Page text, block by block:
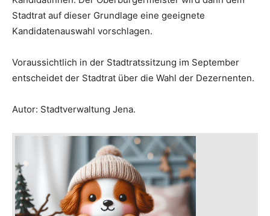
Stadtrat auf dieser Grundlage eine geeignete
Kandidatenauswahl vorschlagen.
Voraussichtlich in der Stadtratssitzung im September
entscheidet der Stadtrat über die Wahl der Dezernenten.
Autor: Stadtverwaltung Jena.